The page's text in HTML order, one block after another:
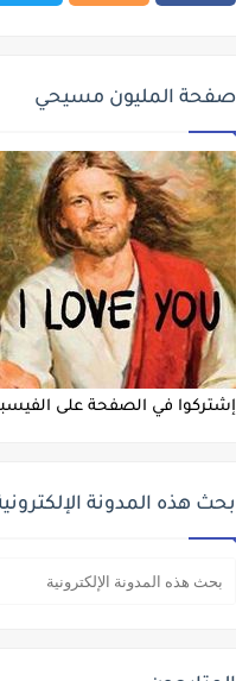
صفحة المليون مسيحي
إشتركوا في الصفحة على
بحث هذه المدونة